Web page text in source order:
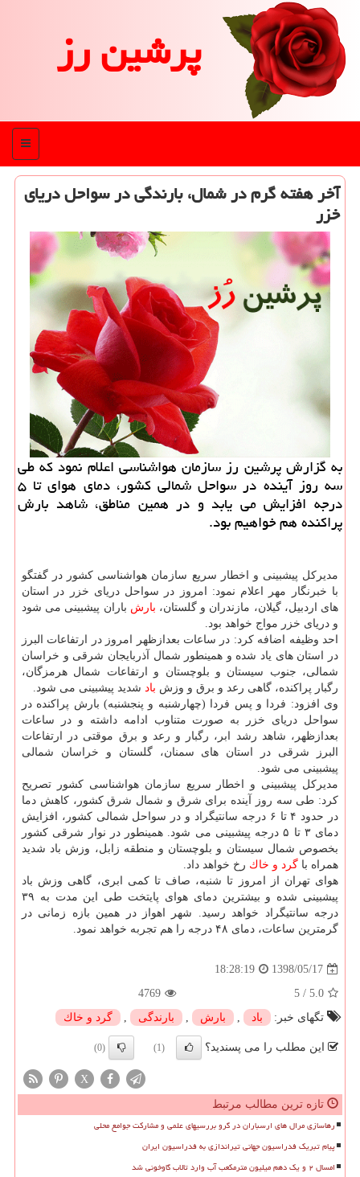
پرشین رز
منو
آخر هفته گرم در شمال، بارندگی در سواحل دریای
خزر
به گزارش پرشین رز سازمان هواشناسی اعلام نمود كه طی
سه روز آینده در سواحل شمالی كشور، دمای هوای تا ۵
درجه افزایش می یابد و در همین مناطق، شاهد بارش
پراكنده هم خواهیم بود.
مدیركل پیشبینی و اخطار سریع سازمان هواشناسی كشور در گفتگو
با خبرنگار مهر اعلام نمود: امروز در سواحل دریای خزر در استان
های اردبیل، گیلان، مازندران و گلستان، بارش باران پیشبینی می شود
و دریای خزر مواج خواهد بود.
احد وظیفه اضافه كرد: در ساعات بعدازظهر امروز در ارتفاعات البرز
در استان های یاد شده و همینطور شمال آذربایجان شرقی و خراسان
شمالی، جنوب سیستان و بلوچستان و ارتفاعات شمال هرمزگان،
رگبار پراكنده، گاهی رعد و برق و وزش باد شدید پیشبینی می شود.
وی افزود: فردا و پس فردا (چهارشنبه و پنجشنبه) بارش پراكنده در
سواحل دریای خزر به صورت متناوب ادامه داشته و در ساعات
بعدازظهر، شاهد رشد ابر، رگبار و رعد و برق موقتی در ارتفاعات
البرز شرقی در استان های سمنان، گلستان و خراسان شمالی
پیشبینی می شود.
مدیركل پیشبینی و اخطار سریع سازمان هواشناسی كشور تصریح
كرد: طی سه روز آینده برای شرق و شمال شرق كشور، كاهش دما
در حدود ۴ تا ۶ درجه سانتیگراد و در سواحل شمالی كشور، افزایش
دمای ۳ تا ۵ درجه پیشبینی می شود. همینطور در نوار شرقی كشور
بخصوص شمال سیستان و بلوچستان و منطقه زابل، وزش باد شدید
همراه با گرد و خاك رخ خواهد داد.
هوای تهران از امروز تا شنبه، صاف تا كمی ابری، گاهی وزش باد
پیشبینی شده و بیشترین دمای هوای پایتخت طی این مدت به ۳۹
درجه سانتیگراد خواهد رسید. شهر اهواز در همین بازه زمانی در
گرمترین ساعات، دمای ۴۸ درجه را هم تجربه خواهد نمود.
1398/05/17
18:28:19
5.0
/
5
4769
تگهای خبر:
باد , بارش , بارندگی , گرد و خاك
این مطلب را می پسندید؟ (1)
(0)
X
تازه ترین مطالب مرتبط
رهاسازی مرال های ارسباران در گرو بررسیهای علمی و مشارکت جوامع محلی
پیام تبریک فدراسیون جهانی تیراندازی به فدراسیون ایران
امسال ۲ و یک دهم میلیون مترمکعب آب وارد تالاب گاوخونی شد